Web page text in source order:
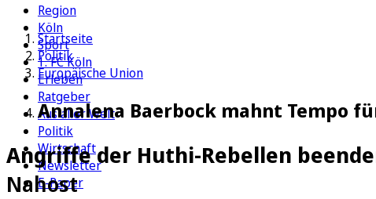
Region
Köln
Sport
1. FC Köln
Erleben
Ratgeber
Aus aller Welt
Politik
Wirtschaft
Newsletter
E-Paper
Startseite
Politik
Europäische Union
Annalena Baerbock mahnt Tempo
Angriffe der Huthi-Rebellen
Nahost